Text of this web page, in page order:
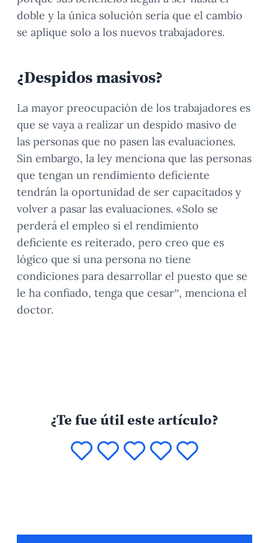
doble y la única solución sería que el cambio
se aplique solo a los nuevos trabajadores.
¿Despidos masivos?
La mayor preocupación de los trabajadores es
que se vaya a realizar un despido masivo de
las personas que no pasen las evaluaciones.
Sin embargo, la ley menciona que las personas
que tengan un rendimiento deficiente
tendrán la oportunidad de ser capacitados y
volver a pasar las evaluaciones. «Solo se
perderá el empleo si el rendimiento
deficiente es reiterado, pero creo que es
lógico que si una persona no tiene
condiciones para desarrollar el puesto que se
le ha confiado, tenga que cesar”, menciona el
doctor.
¿Te fue útil este artículo?